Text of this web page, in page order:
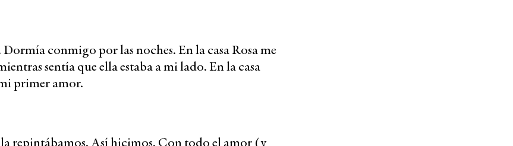
conmigo por las noches. En la casa Rosa me
sentía que ella estaba a mi lado. En la casa
primer amor.
repintábamos. Así hicimos. Con todo el amor (y